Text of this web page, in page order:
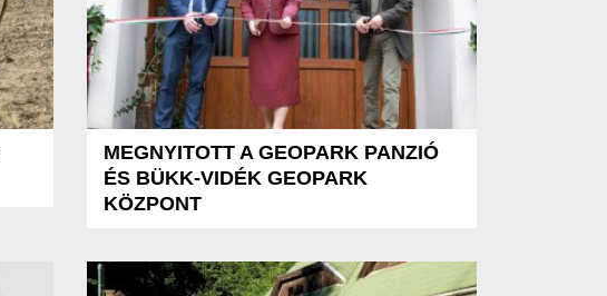
MEGNYITOTT A GEOPARK PANZIÓ
ÉS BÜKK-VIDÉK GEOPARK
KÖZPONT